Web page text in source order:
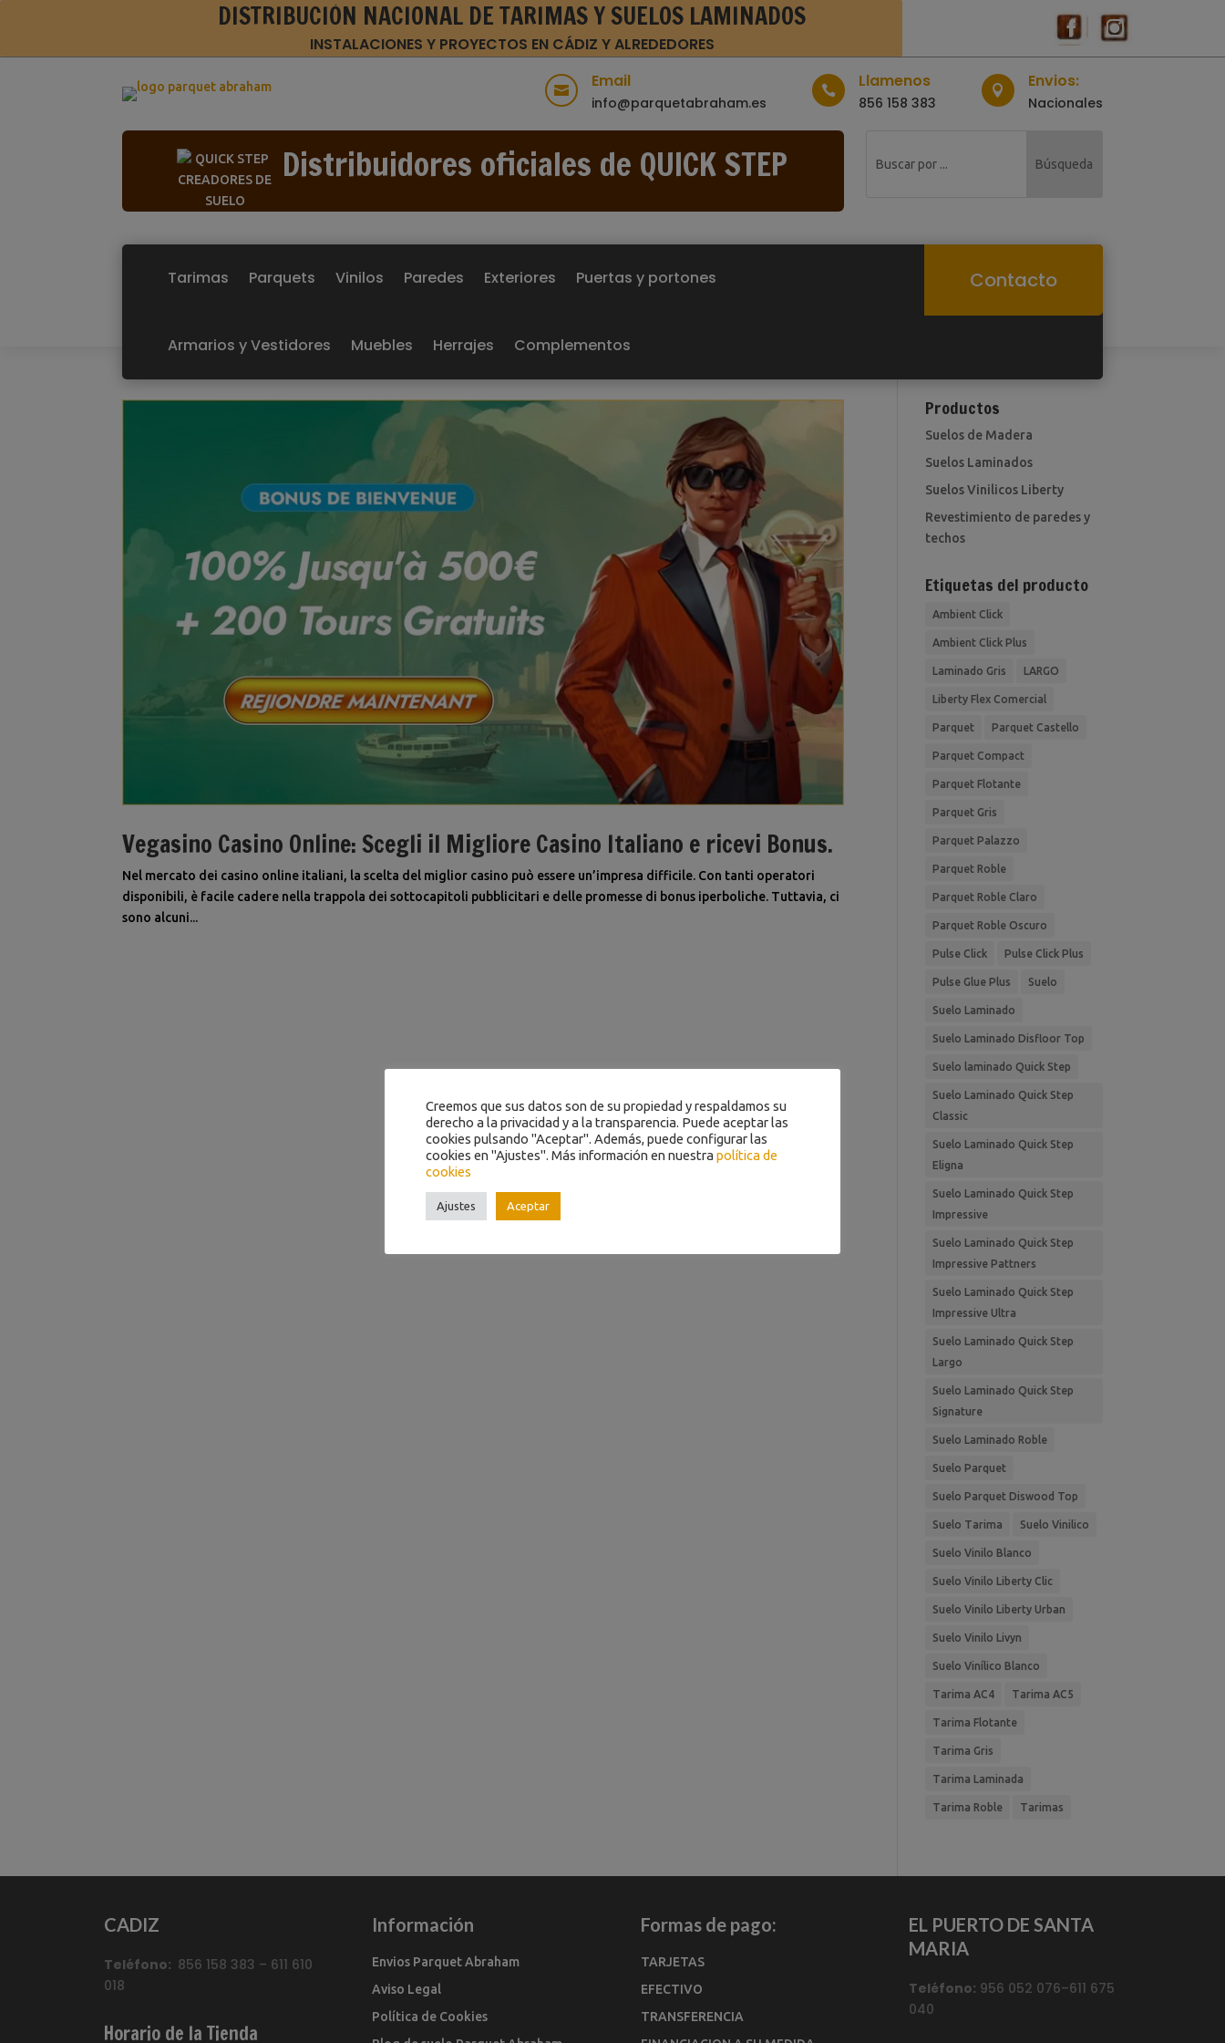
DISTRIBUCIÓN NACIONAL DE TARIMAS Y SUELOS LAMINADOS
INSTALACIONES Y PROYECTOS EN CÁDIZ Y ALREDEDORES
 Email
info@parquetabraham.es
 Llamenos
856 158 383
 Envios:
Nacionales
Distribuidores oficiales de QUICK STEP
Tarimas Parquets Vinilos Paredes Exteriores Puertas y portones
Armarios y Vestidores Muebles Herrajes Complementos
Contacto
Vegasino Casino Online: Scegli il Migliore Casino Italiano e ricevi Bonus.
Nel mercato dei casino online italiani, la scelta del miglior casino può essere un’impresa difficile. Con tanti operatori
disponibili, è facile cadere nella trappola dei sottocapitoli pubblicitari e delle promesse di bonus iperboliche. Tuttavia, ci
sono alcuni...
Productos
Suelos de Madera
Suelos Laminados
Suelos Vinilicos Liberty
Revestimiento de paredes y
techos
Etiquetas del producto
Ambient Click
Ambient Click Plus
Laminado Gris LARGO
Liberty Flex Comercial
Parquet Parquet Castello
Parquet Compact
Parquet Flotante
Parquet Gris
Parquet Palazzo
Parquet Roble
Parquet Roble Claro
Parquet Roble Oscuro
Pulse Click Pulse Click Plus
Pulse Glue Plus Suelo
Suelo Laminado
Suelo Laminado Disfloor Top
Suelo laminado Quick Step
Suelo Laminado Quick Step
Classic
Suelo Laminado Quick Step
Eligna
Suelo Laminado Quick Step
Impressive
Suelo Laminado Quick Step
Impressive Pattners
Suelo Laminado Quick Step
Impressive Ultra
Suelo Laminado Quick Step
Largo
Suelo Laminado Quick Step
Signature
Suelo Laminado Roble
Suelo Parquet
Suelo Parquet Diswood Top
Suelo Tarima Suelo Vinilico
Suelo Vinilo Blanco
Suelo Vinilo Liberty Clic
Suelo Vinilo Liberty Urban
Suelo Vinilo Livyn
Suelo Vinílico Blanco
Tarima AC4 Tarima AC5
Tarima Flotante
Tarima Gris
Tarima Laminada
Tarima Roble Tarimas
CADIZ
Teléfono: 856 158 383 – 611 610
018
Horario de la Tienda
Información
Envios Parquet Abraham
Aviso Legal
Política de Cookies
Formas de pago:
TARJETAS
EFECTIVO
TRANSFERENCIA
EL PUERTO DE SANTA
MARIA
Teléfono: 956 052 076–611 675
040
Creemos que sus datos son de su propiedad y respaldamos su
derecho a la privacidad y a la transparencia. Puede aceptar las
cookies pulsando "Aceptar". Además, puede configurar las
cookies en "Ajustes". Más información en nuestra política de
cookies
Ajustes Aceptar